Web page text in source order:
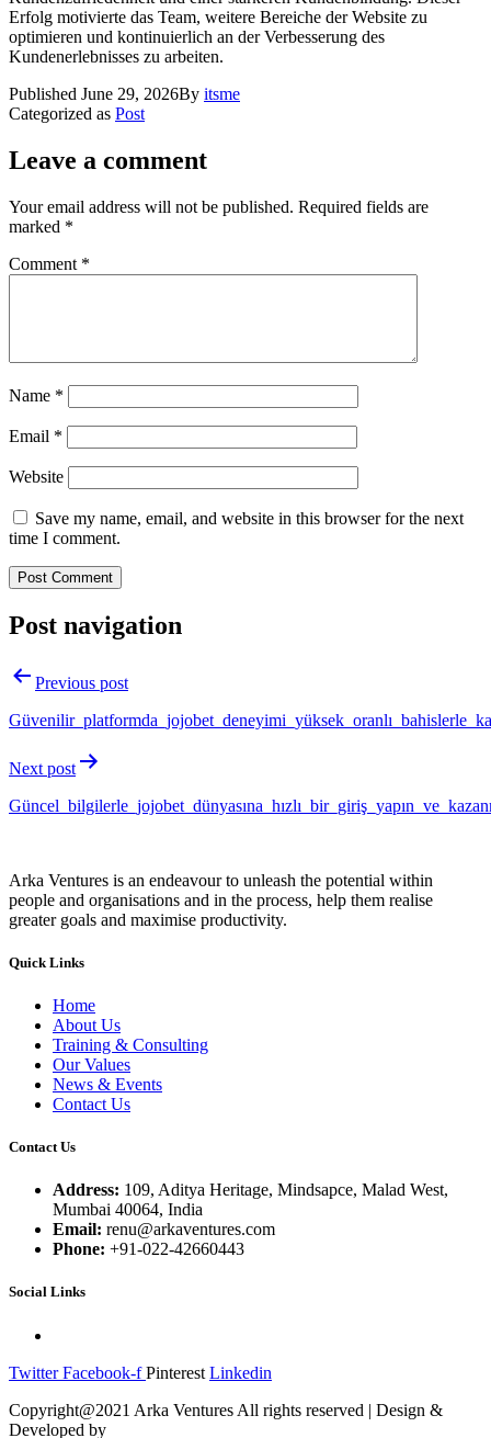
Erfolg motivierte das Team, weitere Bereiche der Website zu
optimieren und kontinuierlich an der Verbesserung des
Kundenerlebnisses zu arbeiten.
Published June 29, 2026By itsme
Categorized as Post
Leave a comment
Your email address will not be published. Required fields are
marked *
Comment *
Name *
Email *
Website
Save my name, email, and website in this browser for the next
time I comment.
Post navigation
Previous post
Next post
Arka Ventures is an endeavour to unleash the potential within
people and organisations and in the process, help them realise
greater goals and maximise productivity.
Quick Links
Home
About Us
Training & Consulting
Our Values
News & Events
Contact Us
Contact Us
Address: 109, Aditya Heritage, Mindsapce, Malad West,
Mumbai 40064, India
Email: renu@arkaventures.com
Phone: +91-022-42660443
Social Links
Twitter Facebook-f Pinterest Linkedin
Copyright@2021 Arka Ventures All rights reserved | Design &
Developed by